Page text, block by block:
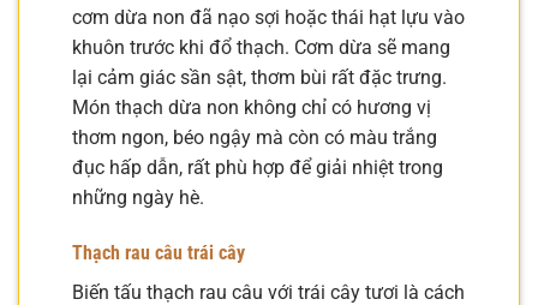
cơm dừa non đã nạo sợi hoặc thái hạt lựu vào
khuôn trước khi đổ thạch. Cơm dừa sẽ mang
lại cảm giác sần sật, thơm bùi rất đặc trưng.
Món thạch dừa non không chỉ có hương vị
thơm ngon, béo ngậy mà còn có màu trắng
đục hấp dẫn, rất phù hợp để giải nhiệt trong
những ngày hè.
Thạch rau câu trái cây
Biến tấu thạch rau câu với trái cây tươi là cách